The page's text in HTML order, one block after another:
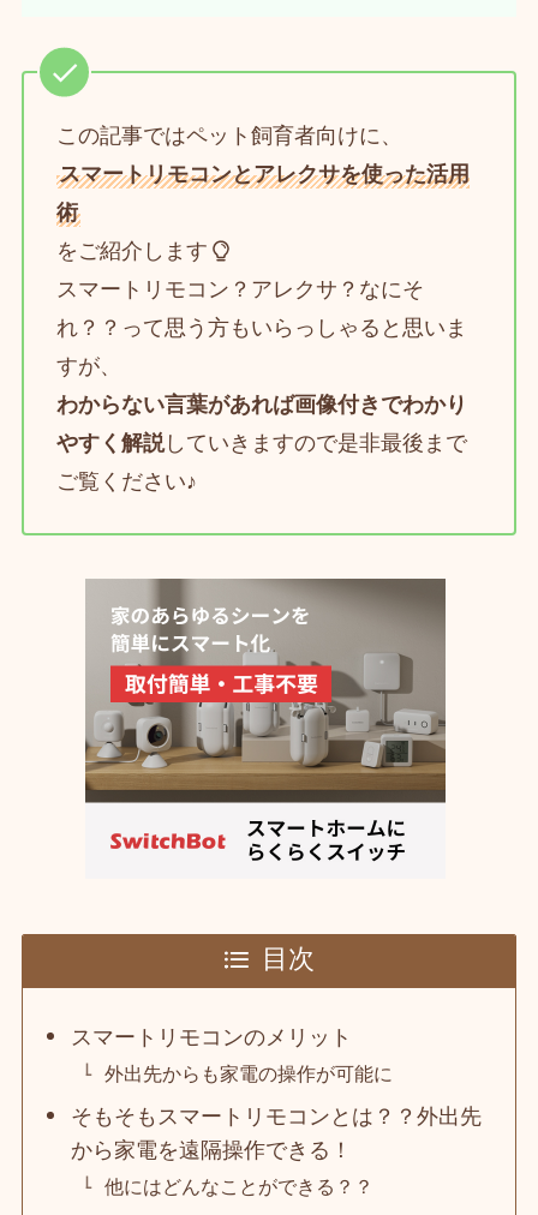
この記事ではペット飼育者向けに、
スマートリモコンとアレクサを使った活用
術
をご紹介します
スマートリモコン？アレクサ？なにそ
れ？？って思う方もいらっしゃると思いま
すが、
わからない言葉があれば画像付きでわかり
やすく解説していきますので是非最後まで
ご覧ください♪
目次
スマートリモコンのメリット
外出先からも家電の操作が可能に
そもそもスマートリモコンとは？？外出先
から家電を遠隔操作できる！
他にはどんなことができる？？